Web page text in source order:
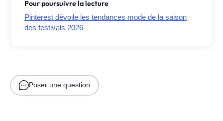
Pour poursuivre la lecture
Pinterest dévoile les tendances mode de la saison
des festivals 2026
Poser une question